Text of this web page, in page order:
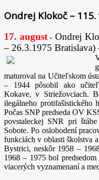
Ondrej Klokoč –
17. august- Ondrej
– 26.3.1975
maturoval na Učiteľskom
– 1944 pôsobil ako
Kokave, v Striežovciach.
ilegálneho protifašistického
Počas SNP predseda OV
povstaleckej SNR pri
Sobote. Po oslobodení
funkciách v oblasti školstva
Bystrici, neskôr 1958 –
1968 – 1975 bol
viacerých vyznamenaní a